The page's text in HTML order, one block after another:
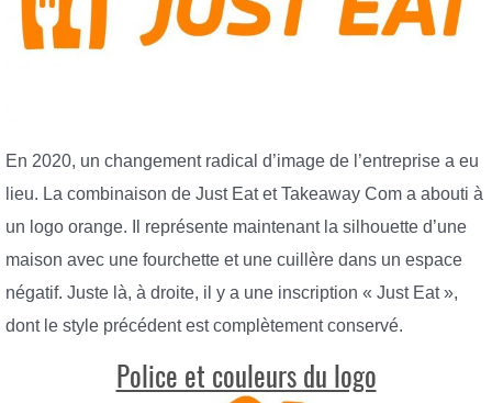
En 2020, un changement radical d’image de l’entreprise a eu
lieu. La combinaison de Just Eat et Takeaway Com a abouti à
un logo orange. Il représente maintenant la silhouette d’une
maison avec une fourchette et une cuillère dans un espace
négatif. Juste là, à droite, il y a une inscription « Just Eat »,
dont le style précédent est complètement conservé.
Police et couleurs du logo